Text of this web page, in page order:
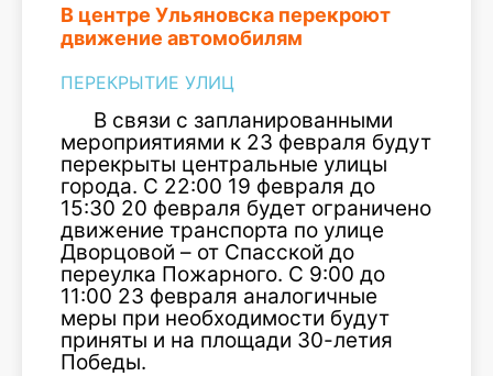
В центре Ульяновска перекроют
движение автомобилям
ПЕРЕКРЫТИЕ УЛИЦ
В связи с запланированными
мероприятиями к 23 февраля будут
перекрыты центральные улицы
города. С 22:00 19 февраля до
15:30 20 февраля будет ограничено
движение транспорта по улице
Дворцовой – от Спасской до
переулка Пожарного. С 9:00 до
11:00 23 февраля аналогичные
меры при необходимости будут
приняты и на площади 30-летия
Победы.